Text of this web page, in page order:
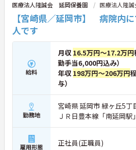
医療法人隆誠会 延岡保養園 医療法人隆
【宮崎県／延岡市】 病院内
人です
給料
月収 16.5万円～17.2万円
勤手当6,000円込み）
年収 198万円～206万円
与）
勤務地
宮崎県 延岡市 緑ヶ丘5丁
ＪＲ日豊本線「南延岡駅
雇用形態 正社員(正職員)